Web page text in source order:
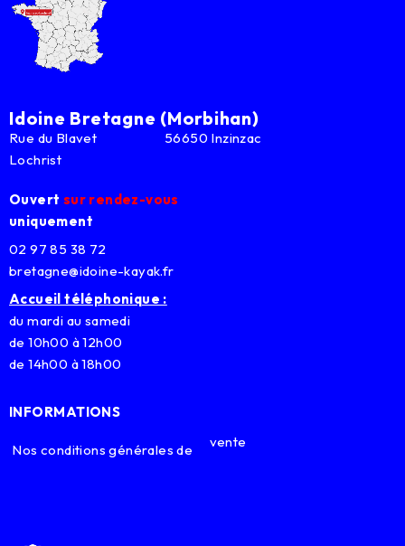
Idoine Bretagne (Morbihan)
Rue du Blavet 56650 Inzinzac
Lochrist
Ouvert sur rendez-vous
uniquement
02 97 85 38 72
bretagne@idoine-kayak.fr
Accueil téléphonique :
du mardi au samedi
de 10h00 à 12h00
de 14h00 à 18h00
INFORMATIONS
Nos conditions générales de vente